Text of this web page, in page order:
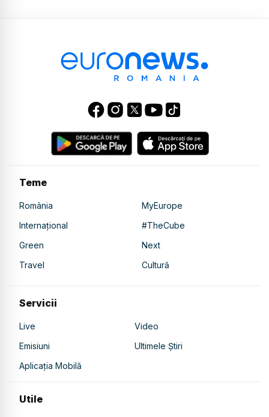
Teme
România
MyEurope
Internațional
#TheCube
Green
Next
Travel
Cultură
Servicii
Live
Video
Emisiuni
Ultimele Știri
Aplicația Mobilă
Utile